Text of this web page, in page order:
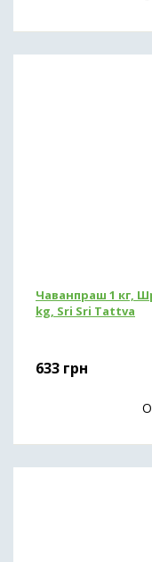
Чаванпраш 1 кг,
kg, Sri Sri Tattva
633 грн